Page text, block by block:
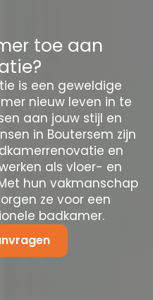
toe aan
is een geweldige
nieuw leven in te
aan jouw stijl en
in Boutersem zijn
en
als vloer- en
hun vakmanschap
ze voor een
badkamer.